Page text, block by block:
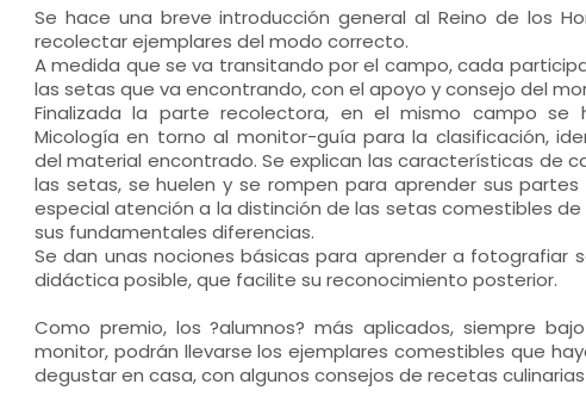
Se hace una breve introducción general al Reino de los
recolectar ejemplares del modo correcto.
A medida que se va transitando por el campo, cada
las setas que va encontrando, con el apoyo y consejo del
Finalizada la parte recolectora, en el mismo campo se
Micología en torno al monitor-guía para la clasificación,
del material encontrado. Se explican las características de
las setas, se huelen y se rompen para aprender sus partes
especial atención a la distinción de las setas comestibles
sus fundamentales diferencias.
Se dan unas nociones básicas para aprender a fotografiar
didáctica posible, que facilite su reconocimiento posterior.
Como premio, los ?alumnos? más aplicados, siempre
monitor, podrán llevarse los ejemplares comestibles que
degustar en casa, con algunos consejos de recetas